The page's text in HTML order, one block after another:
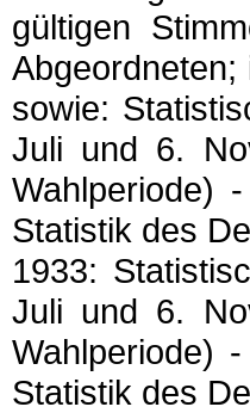
gültigen
sowie:
Juli und 6.
Wahlperiode)
Statistik des
1933:
Juli und 6.
Wahlperiode)
Statistik des